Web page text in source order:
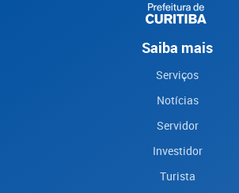
Saiba mais
Serviços
Notícias
Servidor
Investidor
Turista